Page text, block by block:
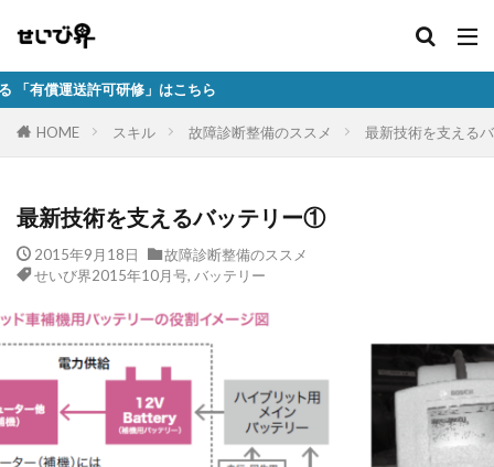
研修」はこちら
HOME スキル 故障診断整備のススメ 最新技術を支える
最新技術を支えるバッテリー①
2015年9月18日
故障診断整備のススメ
せいび界2015年10月号, バッテリー